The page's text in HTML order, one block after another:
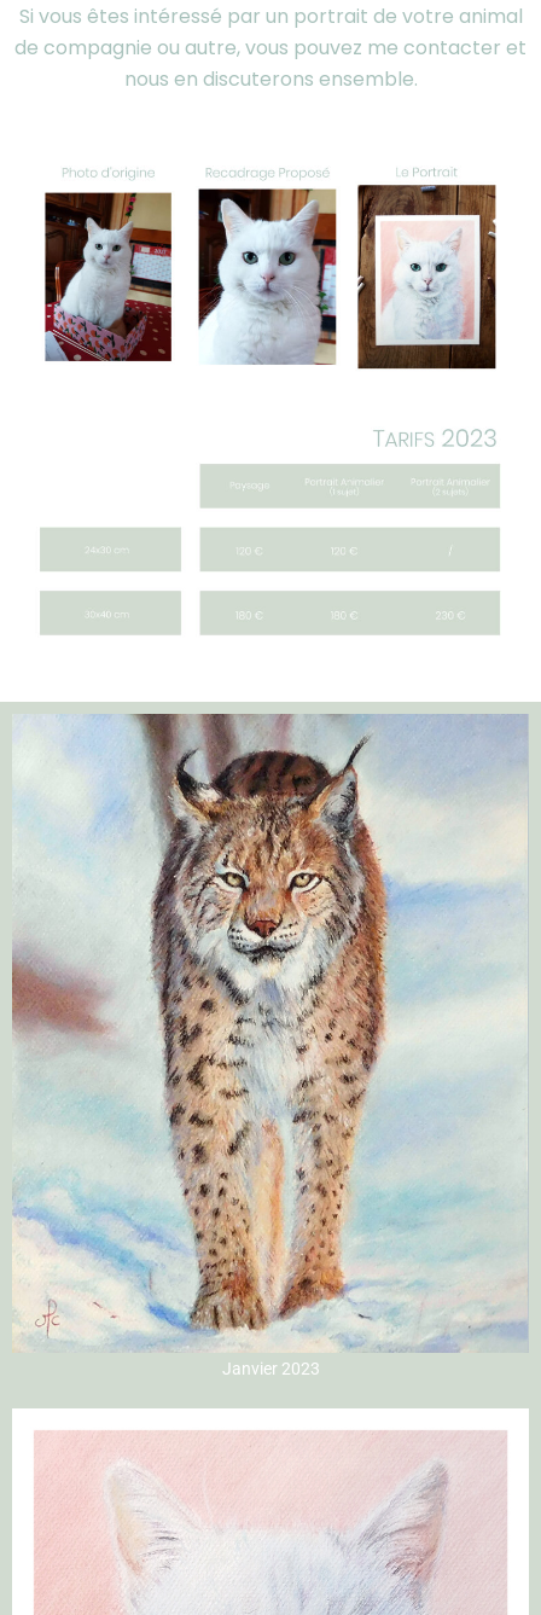
Si vous êtes intéressé par un portrait de votre animal
de compagnie ou autre, vous pouvez me contacter et
nous en discuterons ensemble.
Janvier 2023